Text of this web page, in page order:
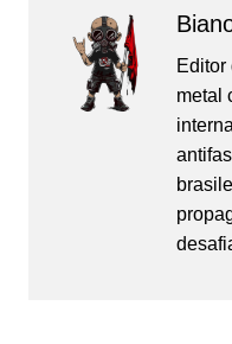
Editor
metal